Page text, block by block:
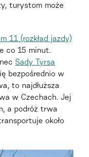
turystom może
11 (rozkład jazdy)
co 15 minut.
Sady Tyrsa
bezpośrednio w
to najdłuższa
w Czechach. Jej
a podróż trwa
około